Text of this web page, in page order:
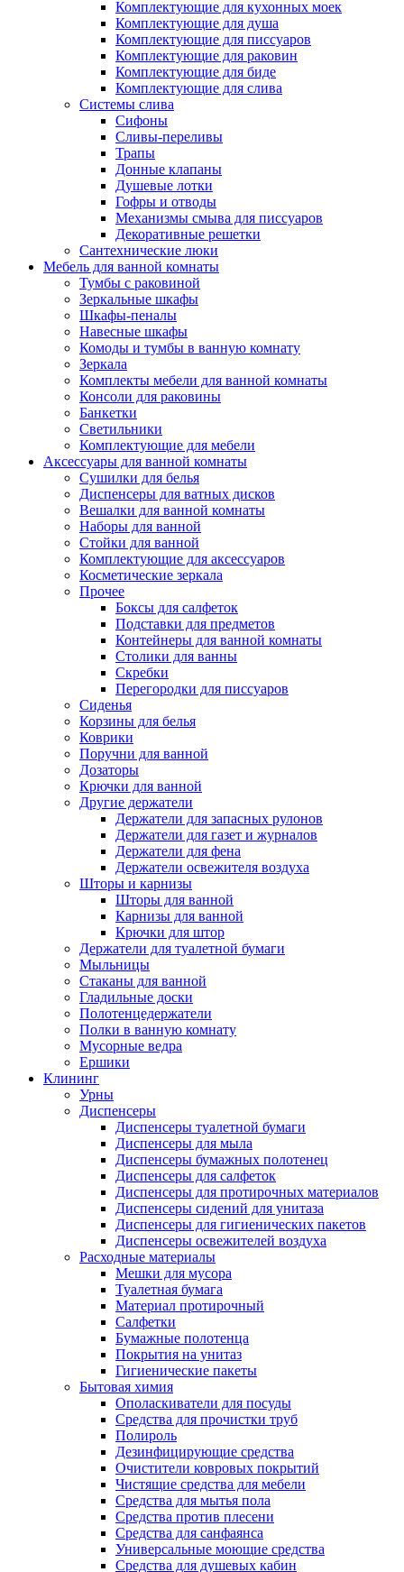
Комплектующие для кухонных моек
Комплектующие для душа
Комплектующие для писсуаров
Комплектующие для раковин
Комплектующие для биде
Комплектующие для слива
Системы слива
Сифоны
Сливы-переливы
Трапы
Донные клапаны
Душевые лотки
Гофры и отводы
Механизмы смыва для писсуаров
Декоративные решетки
Сантехнические люки
Мебель для ванной комнаты
Тумбы с раковиной
Зеркальные шкафы
Шкафы-пеналы
Навесные шкафы
Комоды и тумбы в ванную комнату
Зеркала
Комплекты мебели для ванной комнаты
Консоли для раковины
Банкетки
Светильники
Комплектующие для мебели
Аксессуары для ванной комнаты
Сушилки для белья
Диспенсеры для ватных дисков
Вешалки для ванной комнаты
Наборы для ванной
Стойки для ванной
Комплектующие для аксессуаров
Косметические зеркала
Прочее
Боксы для салфеток
Подставки для предметов
Контейнеры для ванной комнаты
Столики для ванны
Скребки
Перегородки для писсуаров
Сиденья
Корзины для белья
Коврики
Поручни для ванной
Дозаторы
Крючки для ванной
Другие держатели
Держатели для запасных рулонов
Держатели для газет и журналов
Держатели для фена
Держатели освежителя воздуха
Шторы и карнизы
Шторы для ванной
Карнизы для ванной
Крючки для штор
Держатели для туалетной бумаги
Мыльницы
Стаканы для ванной
Гладильные доски
Полотенцедержатели
Полки в ванную комнату
Мусорные ведра
Ершики
Клининг
Урны
Диспенсеры
Диспенсеры туалетной бумаги
Диспенсеры для мыла
Диспенсеры бумажных полотенец
Диспенсеры для салфеток
Диспенсеры для протирочных материалов
Диспенсеры сидений для унитаза
Диспенсеры для гигиенических пакетов
Диспенсеры освежителей воздуха
Расходные материалы
Мешки для мусора
Туалетная бумага
Материал протирочный
Салфетки
Бумажные полотенца
Покрытия на унитаз
Гигиенические пакеты
Бытовая химия
Ополаскиватели для посуды
Средства для прочистки труб
Полироль
Дезинфицирующие средства
Очистители ковровых покрытий
Чистящие средства для мебели
Средства для мытья пола
Средства против плесени
Средства для санфаянса
Универсальные моющие средства
Средства для душевых кабин